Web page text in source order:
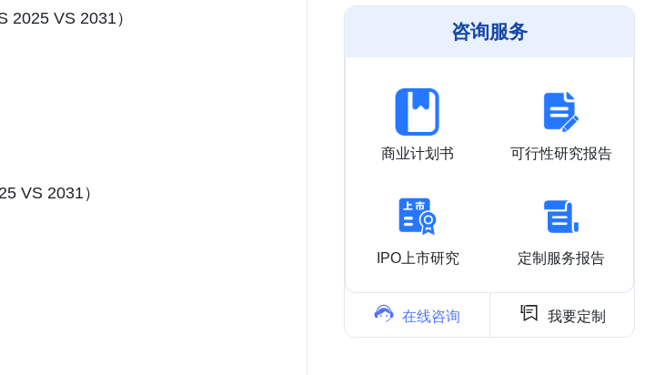
VS 2031）
VS 2031）
咨询服务
商业计划书 可行性研究报告
IPO上市研究 定制服务报告
 在线咨询  我要定制